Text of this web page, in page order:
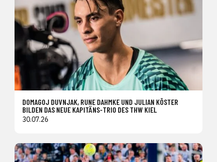
DOMAGOJ DUVNJAK, RUNE DAHMKE UND JULIAN KÖSTER
BILDEN DAS NEUE KAPITÄNS-TRIO DES THW KIEL
30.07.26